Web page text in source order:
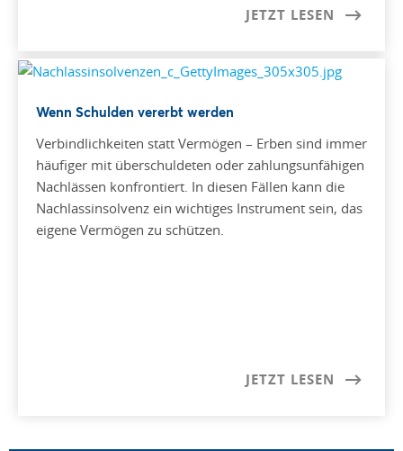
JETZT LESEN
Wenn Schulden vererbt werden
Verbindlichkeiten statt Vermögen – Erben sind immer
häufiger mit überschuldeten oder zahlungsunfähigen
Nachlässen konfrontiert. In diesen Fällen kann die
Nachlassinsolvenz ein wichtiges Instrument sein, das
eigene Vermögen zu schützen.
JETZT LESEN